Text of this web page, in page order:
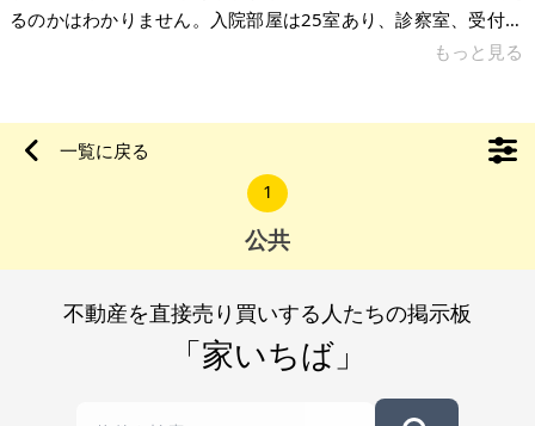
るのかはわかりません。入院部屋は25室あり、診察室、受付、
デイケア、お風呂などがあり、すぐにでも開業することができ
として使える建物もありますがそこは別の方の持ち物です。土
地、病院と全ての売買を持ち主に一任されている方がおり、全
てはその方との交渉になります。 希望価格としては1,500万円
もっと見る
一覧に戻る
1
公共
不動産を直接売り買いする人たちの掲示板
「家いちば」